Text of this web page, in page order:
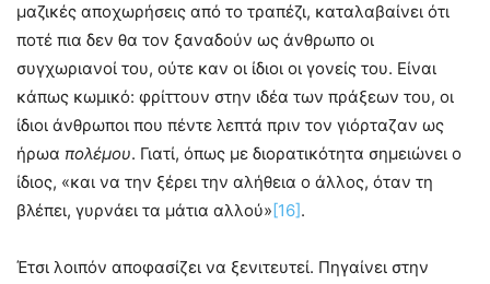
μαζικές αποχωρήσεις από το τραπέζι, καταλαβαίνει ότι
ποτέ πια δεν θα τον ξαναδούν ως άνθρωπο οι
συγχωριανοί του, ούτε καν οι ίδιοι οι γονείς του. Είναι
κάπως κωμικό: φρίττουν στην ιδέα των πράξεων του, οι
ίδιοι άνθρωποι που πέντε λεπτά πριν τον γιόρταζαν ως
ήρωα πολέμου. Γιατί, όπως με διορατικότητα σημειώνει ο
ίδιος, «και να την ξέρει την αλήθεια ο άλλος, όταν τη
βλέπει, γυρνάει τα μάτια αλλού» [16].
Έτσι λοιπόν αποφασίζει να ξενιτευτεί. Πηγαίνει στην